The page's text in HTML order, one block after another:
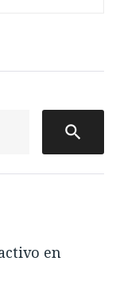
search
en